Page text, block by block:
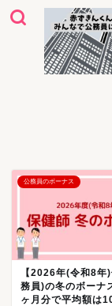
公務員のボーナス
【2026年(令和8年
務員)の冬のボーナ
ヶ月分で平均額は